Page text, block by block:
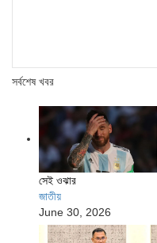
সর্বশেষ খবর
সেই ওঝার
জাতীয়
June 30, 2026